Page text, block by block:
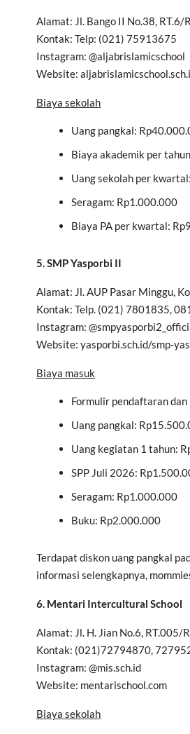
Alamat: Jl. Bango II No.38, RT.6/
Kontak: Telp: (021) 75913675
Instagram: @aljabrislamicschool
Website:
Biaya sekolah
Uang pangkal:
Biaya akademik per
Uang sekolah per
Seragam: Rp1.000.000
Biaya PA per kwartal:
5. SMP Yasporbi II
Alamat: Jl. AUP Pasar Minggu,
Kontak: Telp. (021) 7801835,
Instagram:
Website: yasporbi.sch.id/smp-
Biaya masuk
Formulir pendaftaran
Uang pangkal:
Uang kegiatan 1 tahun:
SPP Juli 2026:
Seragam: Rp1.000.000
Buku: Rp2.000.000
Terdapat diskon uang pangkal
informasi selengkapnya,
6. Mentari Intercultural School
Alamat: Jl. H. Jian No.6,
Kontak: (021)72794870,
Instagram: @mis.sch.id
Website: mentarischool.com
Biaya sekolah